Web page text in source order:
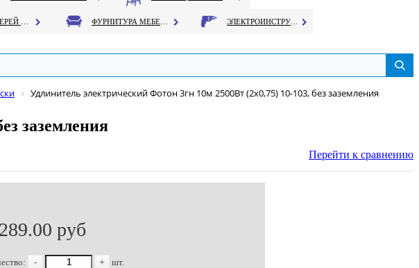
Удлинитель электрический Фотон 3гн 10м 2500Вт (2х0,75) 10-103, без заземления
заземления
Перейти к сравнению
руб
- +
шт.